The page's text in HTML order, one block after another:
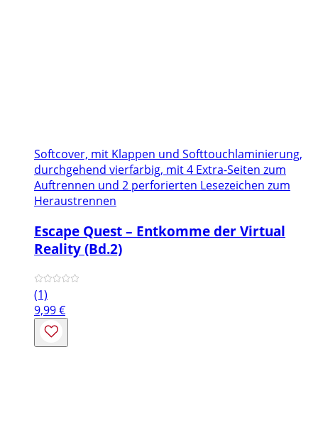
Softcover, mit Klappen und Softtouchlaminierung,
durchgehend vierfarbig, mit 4 Extra-Seiten zum
Auftrennen und 2 perforierten Lesezeichen zum
Heraustrennen
Escape Quest – Entkomme der Virtual
Reality (Bd.2)
(1)
9,99€